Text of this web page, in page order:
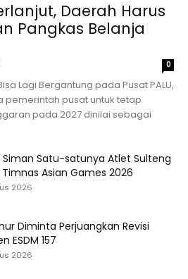
Daerah Harus
Pangkas Belanja
0
Lagi Bergantung pada Pusat PALU,
pemerintah pusat untuk tetap
pada 2027 dinilai sebagai
Siman Satu-satunya Atlet Sulteng
Asian Games 2026
2026
Diminta Perjuangkan Revisi
ESDM 157
2026